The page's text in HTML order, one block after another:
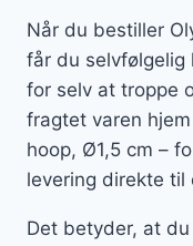
Når du bestiller
får du selvfølgelig
for selv at troppe
fragtet varen
hoop, Ø1,5 cm –
levering direkte til
Det betyder, at